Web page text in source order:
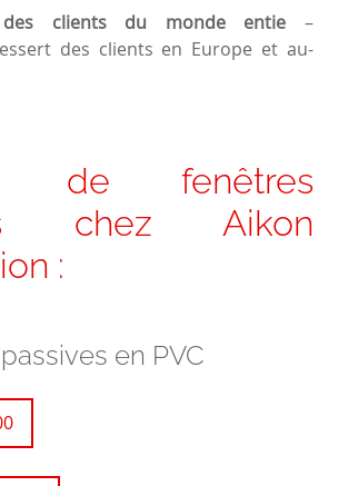
clients du monde entie
–
des clients en Europe et au-
de fenêtres
chez Aikon
:
en PVC